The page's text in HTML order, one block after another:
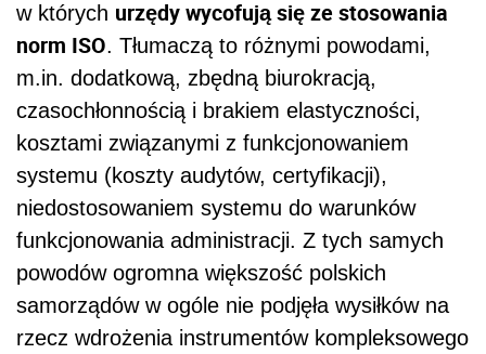
w których urzędy wycofują się ze stosowania
norm ISO. Tłumaczą to różnymi powodami,
m.in. dodatkową, zbędną biurokracją,
czasochłonnością i brakiem elastyczności,
kosztami związanymi z funkcjonowaniem
systemu (koszty audytów, certyfikacji),
niedostosowaniem systemu do warunków
funkcjonowania administracji. Z tych samych
powodów ogromna większość polskich
samorządów w ogóle nie podjęła wysiłków na
rzecz wdrożenia instrumentów kompleksowego